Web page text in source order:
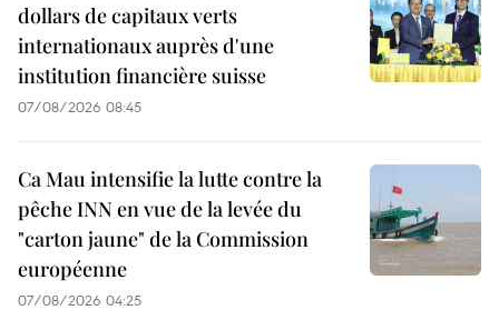
dollars de capitaux verts
internationaux auprès d'une
institution financière suisse
07/08/2026 08:45
Ca Mau intensifie la lutte contre la
pêche INN en vue de la levée du
"carton jaune" de la Commission
européenne
07/08/2026 04:25